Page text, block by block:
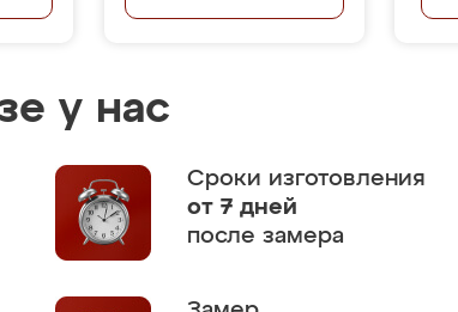
у нас
Сроки изготовления
от 7 дней
после замера